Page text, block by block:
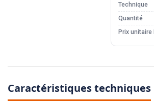
Technique
Quantité
Prix unitaire
Caractéristiques techniques